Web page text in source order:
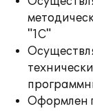
"1С"
Оформлен